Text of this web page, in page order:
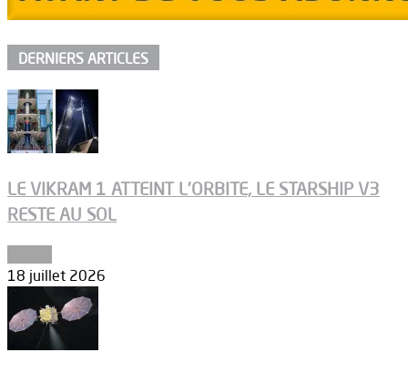
DERNIERS ARTICLES
LE VIKRAM 1 ATTEINT L’ORBITE, LE STARSHIP V3
RESTE AU SOL
18 juillet 2026